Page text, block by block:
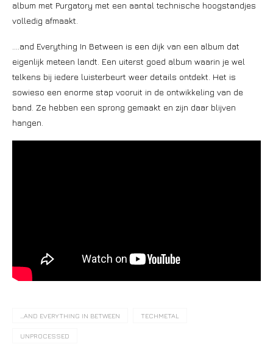
album met Purgatory met een aantal technische hoogstandjes
volledig afmaakt.
….and Everything In Between is een dijk van een album dat
eigenlijk meteen landt. Een uiterst goed album waarin je wel
telkens bij iedere luisterbeurt weer details ontdekt. Het is
sowieso een enorme stap vooruit in de ontwikkeling van de
band. Ze hebben een sprong gemaakt en zijn daar blijven
hangen.
...AND EVERYTHING IN BETWEEN TECHMETAL
UNPROCESSED